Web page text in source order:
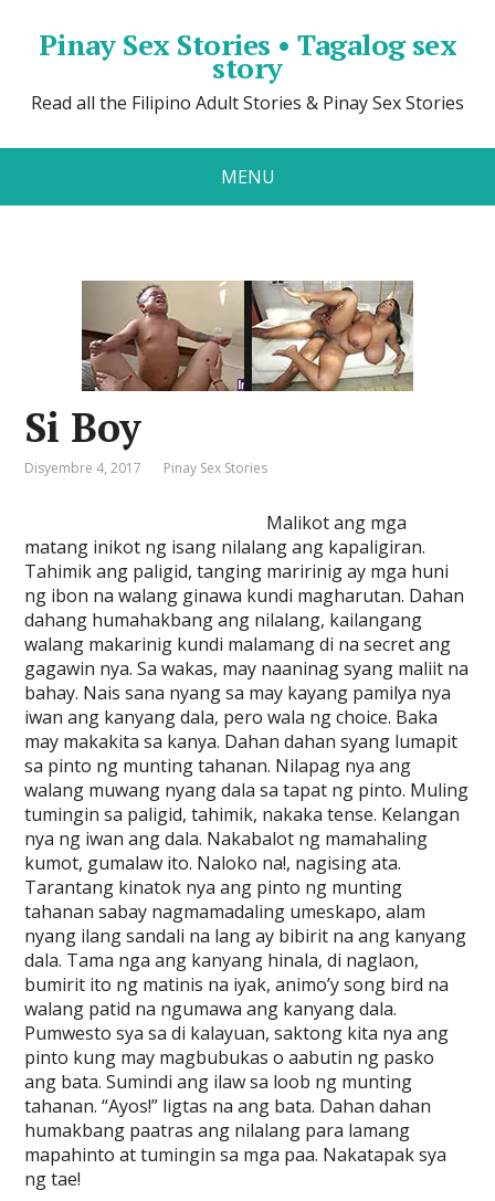
Pinay Sex Stories • Tagalog sex
story
Read all the Filipino Adult Stories & Pinay Sex Stories
MENU
Si Boy
Disyembre 4, 2017 Pinay Sex Stories
Malikot ang mga
matang inikot ng isang nilalang ang kapaligiran.
Tahimik ang paligid, tanging maririnig ay mga huni
ng ibon na walang ginawa kundi magharutan. Dahan
dahang humahakbang ang nilalang, kailangang
walang makarinig kundi malamang di na secret ang
gagawin nya. Sa wakas, may naaninag syang maliit na
bahay. Nais sana nyang sa may kayang pamilya nya
iwan ang kanyang dala, pero wala ng choice. Baka
may makakita sa kanya. Dahan dahan syang lumapit
sa pinto ng munting tahanan. Nilapag nya ang
walang muwang nyang dala sa tapat ng pinto. Muling
tumingin sa paligid, tahimik, nakaka tense. Kelangan
nya ng iwan ang dala. Nakabalot ng mamahaling
kumot, gumalaw ito. Naloko na!, nagising ata.
Tarantang kinatok nya ang pinto ng munting
tahanan sabay nagmamadaling umeskapo, alam
nyang ilang sandali na lang ay bibirit na ang kanyang
dala. Tama nga ang kanyang hinala, di naglaon,
bumirit ito ng matinis na iyak, animo’y song bird na
walang patid na ngumawa ang kanyang dala.
Pumwesto sya sa di kalayuan, saktong kita nya ang
pinto kung may magbubukas o aabutin ng pasko
ang bata. Sumindi ang ilaw sa loob ng munting
tahanan. “Ayos!” ligtas na ang bata. Dahan dahan
humakbang paatras ang nilalang para lamang
mapahinto at tumingin sa mga paa. Nakatapak sya
ng tae!